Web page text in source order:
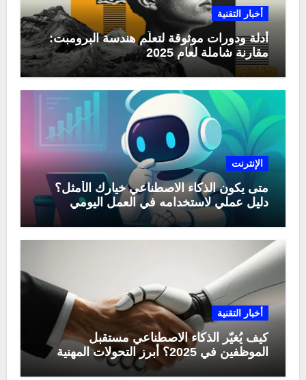
أخبار التقنية
أدلة ودورات موثوقة لتعلّم هندسة البرومبت:
مقارنة شاملة لعام 2025
الإنترنت
متى يكون الذكاء الاصطناعي خيارك الأمثل؟
دليل عملي لاستخدامه في العمل اليومي
أخبار التقنية
كيف يُغيّر الذكاء الاصطناعي مستقبل
الموظفين في 2025؟ أبرز التحولات المهنية